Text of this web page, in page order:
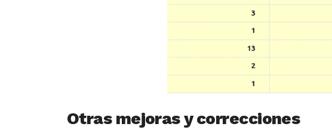
Otras mejoras y correcciones